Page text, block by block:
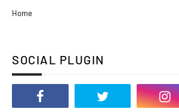
Home
SOCIAL PLUGIN